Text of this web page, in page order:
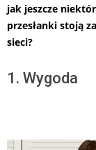
jak jeszcze
przesłanki stoją
sieci?
1. Wygoda